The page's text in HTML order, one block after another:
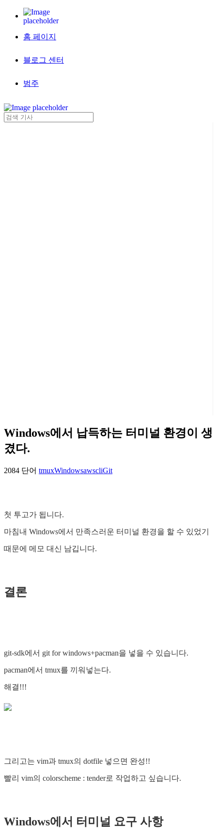
홈 페이지
블로그 센터
범주
Windows에서 납득하는 터미널 환경이 생
겼다.
2084 단어 tmuxWindowsawscliGit
첫 투고가 됩니다.
마침내 Windows에서 만족스러운 터미널 환경을 할 수 있었기
때문에 메모 대신 남깁니다.
결론
git-sdk에서 git for windows+pacman을 넣을 수 있습니다.
pacman에서 tmux를 끼워넣는다.
해결!!!
그리고는 vim과 tmux의 dotfile 넣으면 완성!!
빨리 vim의 colorscheme : tender로 작업하고 싶습니다.
Windows에서 터미널 요구 사항